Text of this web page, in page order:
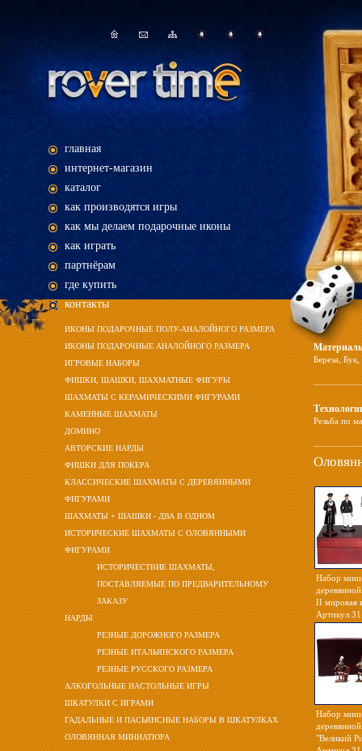
главная
интернет-магазин
каталог
как производятся игры
как мы делаем подарочные иконы
как играть
партнёрам
где купить
контакты
ИКОНЫ ПОДАРОЧНЫЕ ПОЛУ-АНАЛОЙНОГО РАЗМЕРА
ИКОНЫ ПОДАРОЧНЫЕ АНАЛОЙНОГО РАЗМЕРА
ИГРОВЫЕ НАБОРЫ
ФИШКИ, ШАШКИ, ШАХМАТНЫЕ ФИГУРЫ
ШАХМАТЫ С КЕРАМИЧЕСКИМИ ФИГУРАМИ
КАМЕННЫЕ ШАХМАТЫ
ДОМИНО
АВТОРСКИЕ НАРДЫ
ФИШКИ ДЛЯ ПОКЕРА
КЛАССИЧЕСКИЕ ШАХМАТЫ С ДЕРЕВЯННЫМИ
ФИГУРАМИ
ШАХМАТЫ + ШАШКИ - ДВА В ОДНОМ
ИСТОРИЧЕСКИЕ ШАХМАТЫ С ОЛОВЯННЫМИ
ФИГУРАМИ
ИСТОРИЧЕСТВИЕ ШАХМАТЫ,
ПОСТАВЛЯЕМЫЕ ПО ПРЕДВАРИТЕЛЬНОМУ
ЗАКАЗУ
НАРДЫ
РЕЗНЫЕ ДОРОЖНОГО РАЗМЕРА
РЕЗНЫЕ ИТАЛЬЯНСКОГО РАЗМЕРА
РЕЗНЫЕ РУССКОГО РАЗМЕРА
АЛКОГОЛЬНЫЕ НАСТОЛЬНЫЕ ИГРЫ
ШКАТУЛКИ С ИГРАМИ
ГАДАЛЬНЫЕ И ПАСЬЯНСНЫЕ НАБОРЫ В ШКАТУЛКАХ
ОЛОВЯННАЯ МИНИАТЮРА
Береза Бук
Резьба по
Набор
II мировая
Артикул
Набор
"Великий